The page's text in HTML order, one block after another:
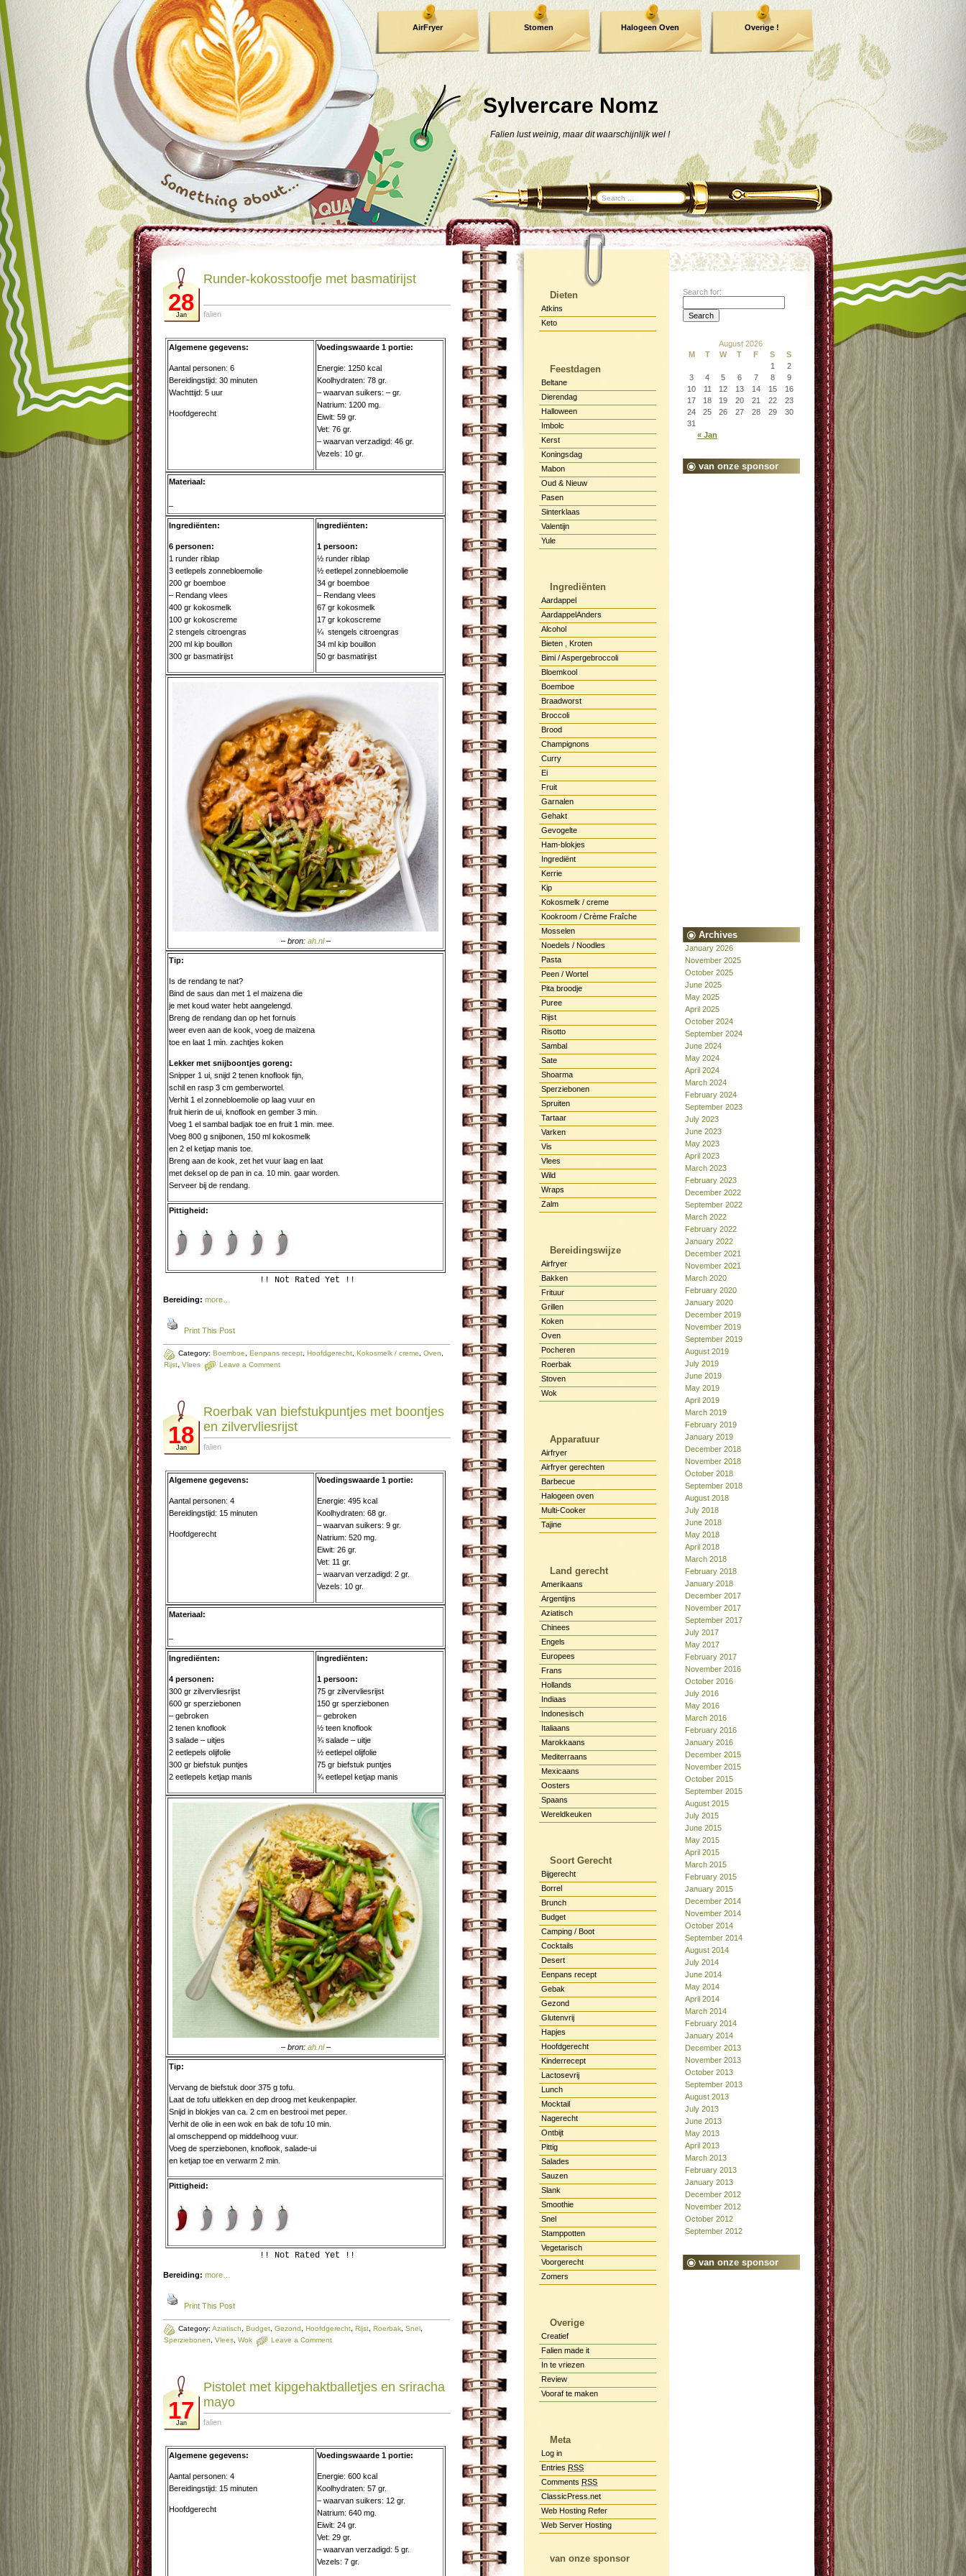
Sylvercare Nomz
Falien lust weinig, maar dit waarschijnlijk wel !
AirFryer Stomen Halogeen Oven Overige !
28
Jan
Runder-kokosstoofje met basmatirijst
falien
Algemene gegevens:
Aantal personen: 6
Bereidingstijd: 30 minuten
Wachttijd: 5 uur
Hoofdgerecht
Voedingswaarde 1 portie:
Energie: 1250 kcal
Koolhydraten: 78 gr.
– waarvan suikers: – gr.
Natrium: 1200 mg.
Eiwit: 59 gr.
Vet: 76 gr.
– waarvan verzadigd: 46 gr.
Vezels: 10 gr.
Materiaal:
–
Ingrediënten:
6 personen:
1 runder riblap
3 eetlepels zonnebloemolie
200 gr boemboe
– Rendang vlees
400 gr kokosmelk
100 gr kokoscreme
2 stengels citroengras
200 ml kip bouillon
300 gr basmatirijst
Ingrediënten:
1 persoon:
½ runder riblap
½ eetlepel zonnebloemolie
34 gr boemboe
– Rendang vlees
67 gr kokosmelk
17 gr kokoscreme
¼ stengels citroengras
34 ml kip bouillon
50 gr basmatirijst
– bron: ah.nl–
Tip:
Is de rendang te nat?
Bind de saus dan met 1 el maizena die
je met koud water hebt aangelengd.
Breng de rendang dan op het fornuis
weer even aan de kook, voeg de maizena
toe en laat 1 min. zachtjes koken
Lekker met snijboontjes goreng:
Snipper 1 ui, snijd 2 tenen knoflook fijn,
schil en rasp 3 cm gemberwortel.
Verhit 1 el zonnebloemolie op laag vuur en
fruit hierin de ui, knoflook en gember 3 min.
Voeg 1 el sambal badjak toe en fruit 1 min. mee.
Voeg 800 g snijbonen, 150 ml kokosmelk
en 2 el ketjap manis toe.
Breng aan de kook, zet het vuur laag en laat
met deksel op de pan in ca. 10 min. gaar worden.
Serveer bij de rendang.
Pittigheid:
!! Not Rated Yet !!
Bereiding: more…
Print This Post
Category: Boemboe Eenpans recept Hoofdgerecht Kokosmelk / creme Oven
Rijst Vlees Leave a Comment
18
Jan
Roerbak van biefstukpuntjes met boontjes
en zilvervliesrijst
falien
Algemene gegevens:
Aantal personen: 4
Bereidingstijd: 15 minuten
Hoofdgerecht
Voedingswaarde 1 portie:
Energie: 495 kcal
Koolhydraten: 68 gr.
– waarvan suikers: 9 gr.
Natrium: 520 mg.
Eiwit: 26 gr.
Vet: 11 gr.
– waarvan verzadigd: 2 gr.
Vezels: 10 gr.
Materiaal:
–
Ingrediënten:
4 personen:
300 gr zilvervliesrijst
600 gr sperziebonen
– gebroken
2 tenen knoflook
3 salade – uitjes
2 eetlepels olijfolie
300 gr biefstuk puntjes
2 eetlepels ketjap manis
Ingrediënten:
1 persoon:
75 gr zilvervliesrijst
150 gr sperziebonen
– gebroken
½ teen knoflook
¾ salade – uitje
½ eetlepel olijfolie
75 gr biefstuk puntjes
¾ eetlepel ketjap manis
– bron: ah.nl–
Tip:
Vervang de biefstuk door 375 g tofu.
Laat de tofu uitlekken en dep droog met keukenpapier.
Snijd in blokjes van ca. 2 cm en bestrooi met peper.
Verhit de olie in een wok en bak de tofu 10 min.
al omscheppend op middelhoog vuur.
Voeg de sperziebonen, knoflook, salade-ui
en ketjap toe en verwarm 2 min.
Pittigheid:
!! Not Rated Yet !!
Bereiding: more…
Print This Post
Category: Aziatisch Budget Gezond Hoofdgerecht Rijst Roerbak Snel
Sperziebonen
Vlees Wok Leave a Comment
17
Jan
Pistolet met kipgehaktballetjes en sriracha
mayo
falien
Algemene gegevens:
Aantal personen: 4
Bereidingstijd: 15 minuten
Hoofdgerecht
Voedingswaarde 1 portie:
Energie: 600 kcal
Koolhydraten: 57 gr.
– waarvan suikers: 12 gr.
Natrium: 640 mg.
Eiwit: 24 gr.
Vet: 29 gr.
– waarvan verzadigd: 5 gr.
Vezels: 7 gr.
Dieten
Atkins
Keto
Feestdagen
Beltane
Dierendag
Halloween
Imbolc
Kerst
Koningsdag
Mabon
Oud & Nieuw
Pasen
Sinterklaas
Valentijn
Yule
Ingrediënten
Aardappel
AardappelAnders
Alcohol
Bieten , Kroten
Bimi / Aspergebroccoli
Bloemkool
Boemboe
Braadworst
Broccoli
Brood
Champignons
Curry
Ei
Fruit
Garnalen
Gehakt
Gevogelte
Ham-blokjes
Ingrediënt
Kerrie
Kip
Kokosmelk / creme
Kookroom / Crème Fraîche
Mosselen
Noedels / Noodles
Pasta
Peen / Wortel
Pita broodje
Puree
Rijst
Risotto
Sambal
Sate
Shoarma
Sperziebonen
Spruiten
Tartaar
Varken
Vis
Vlees
Wild
Wraps
Zalm
Bereidingswijze
Airfryer
Bakken
Frituur
Grillen
Koken
Oven
Pocheren
Roerbak
Stoven
Wok
Apparatuur
Airfryer
Airfryer gerechten
Barbecue
Halogeen oven
Multi-Cooker
Tajine
Land gerecht
Amerikaans
Argentijns
Aziatisch
Chinees
Engels
Europees
Frans
Hollands
Indiaas
Indonesisch
Italiaans
Marokkaans
Mediterraans
Mexicaans
Oosters
Spaans
Wereldkeuken
Soort Gerecht
Bijgerecht
Borrel
Brunch
Budget
Camping / Boot
Cocktails
Desert
Eenpans recept
Gebak
Gezond
Glutenvrij
Hapjes
Hoofdgerecht
Kinderrecept
Lactosevrij
Lunch
Mocktail
Nagerecht
Ontbijt
Pittig
Salades
Sauzen
Slank
Smoothie
Snel
Stamppotten
Vegetarisch
Voorgerecht
Zomers
Overige
Creatief
Falien made it
In te vriezen
Review
Vooraf te maken
Meta
Log in
Entries RSS
Comments RSS
ClassicPress.net
Web Hosting Refer
Web Server Hosting
van onze sponsor
Search for:
August 2026
M
T W T F S S
« Jan
1
2
3
4 5 6 7 8
9
10
11 12 13 14 15
16
17
18 19 20 21 22
23
24
25 26 27 28 29
30
31
van onze sponsor
Archives
January 2026
November 2025
October 2025
June 2025
May 2025
April 2025
October 2024
September 2024
June 2024
May 2024
April 2024
March 2024
February 2024
September 2023
July 2023
June 2023
May 2023
April 2023
March 2023
February 2023
December 2022
September 2022
March 2022
February 2022
January 2022
December 2021
November 2021
March 2020
February 2020
January 2020
December 2019
November 2019
September 2019
August 2019
July 2019
June 2019
May 2019
April 2019
March 2019
February 2019
January 2019
December 2018
November 2018
October 2018
September 2018
August 2018
July 2018
June 2018
May 2018
April 2018
March 2018
February 2018
January 2018
December 2017
November 2017
September 2017
July 2017
May 2017
February 2017
November 2016
October 2016
July 2016
May 2016
March 2016
February 2016
January 2016
December 2015
November 2015
October 2015
September 2015
August 2015
July 2015
June 2015
May 2015
April 2015
March 2015
February 2015
January 2015
December 2014
November 2014
October 2014
September 2014
August 2014
July 2014
June 2014
May 2014
April 2014
March 2014
February 2014
January 2014
December 2013
November 2013
October 2013
September 2013
August 2013
July 2013
June 2013
May 2013
April 2013
March 2013
February 2013
January 2013
December 2012
November 2012
October 2012
September 2012
van onze sponsor